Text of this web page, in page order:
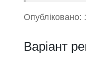
Варіант